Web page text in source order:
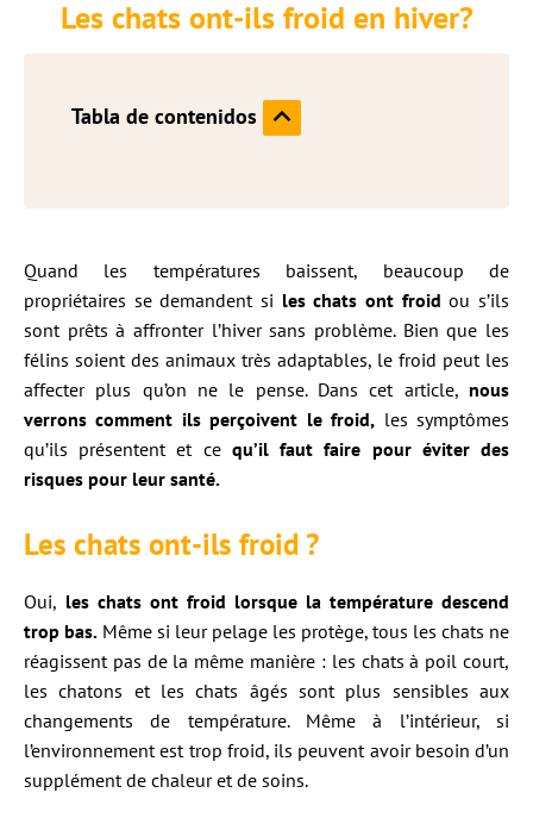
Les chats ont-ils froid en hiver?
Tabla de contenidos
Quand les températures baissent, beaucoup de
propriétaires se demandent si les chats ont froidou s’ils
sont prêts à affronter l’hiver sans problème. Bien que les
félins soient des animaux très adaptables, le froid peut les
affecter plus qu’on ne le pense. Dans cet article, nous
verrons comment ils perçoivent le froid, les symptômes
qu’ils présentent et ce qu’il faut faire pour éviter des
risques pour leur santé.
Les chats ont-ils froid ?
Oui, les chats ont froid lorsque la température descend
trop bas. Même si leur pelage les protège, tous les chats ne
réagissent pas de la même manière : les chats à poil court,
les chatons et les chats âgés sont plus sensibles aux
changements de température. Même à l’intérieur, si
l’environnement est trop froid, ils peuvent avoir besoin d’un
supplément de chaleur et de soins.